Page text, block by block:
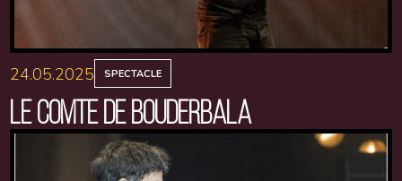
24.05.2025 SPECTACLE
LE COMTE DE BOUDERBALA